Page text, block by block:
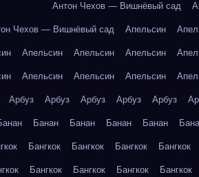
Антон Чехов — Вишнёвый сад
Чехов — Вишнёвый сад Апельсин
Апельсин Апельсин Апельсин
Апельсин Апельсин Апельсин
Арбуз Арбуз Арбуз Арбуз Арбуз
Банан Банан Банан Банан
Бангкок Бангкок Бангкок Бангкок
Бангкок Бангкок Бангкок Бангкок